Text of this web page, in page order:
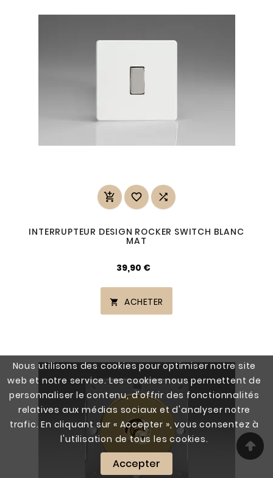
Nous utilisons des cookies pour optimiser notre site
web et notre service. Les cookies nous permettent de
personnaliser le contenu, d'offrir des fonctionnalités
relatives aux médias sociaux et d'analyser notre
trafic. En cliquant sur « Accepter », vous consentez à
l'utilisation de tous les cookies.
Accepter
  
INTERRUPTEUR DESIGN ROCKER SWITCH BLANC
MAT
39,90 €
 ACHETER